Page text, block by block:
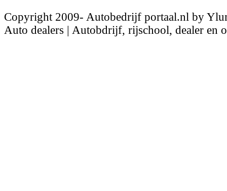
Copyright 2009- Autobedrijf portaal.nl by
Auto dealers | Autobdrijf, rijschool, dealer en